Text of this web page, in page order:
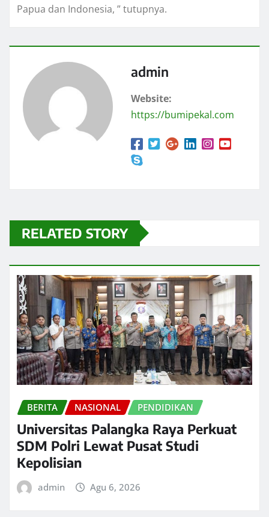
Papua dan Indonesia, ” tutupnya.
admin
Website:
https://bumipekal.com
RELATED STORY
BERITA NASIONAL PENDIDIKAN
Universitas Palangka Raya Perkuat
SDM Polri Lewat Pusat Studi
Kepolisian
admin Agu 6, 2026